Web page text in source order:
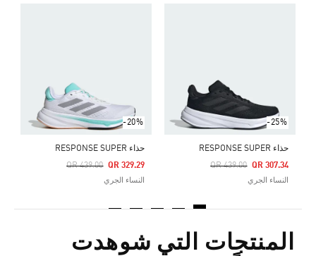
-25%
حذاء RESPONSE SUPER
Price Reduced From
QR 439.00
To QR 307.34
النساء الجري
-20%
حذاء RESPONSE SUPER
Price Reduced From
QR 439.00
To QR 329.29
النساء الجري
المنتجات التي شوهدت